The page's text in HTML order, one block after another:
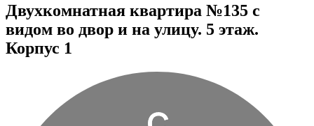
Двухкомнатная квартира №135 с
видом во двор и на улицу. 5 этаж.
Корпус 1